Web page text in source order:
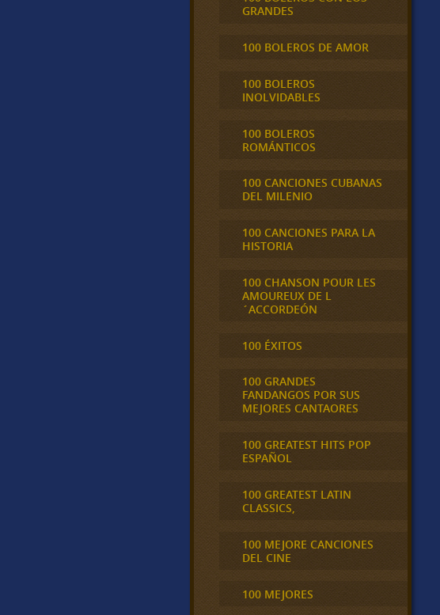
GRANDES
100 BOLEROS DE AMOR
100 BOLEROS
INOLVIDABLES
100 BOLEROS
ROMÁNTICOS
100 CANCIONES CUBANAS
DEL MILENIO
100 CANCIONES PARA LA
HISTORIA
100 CHANSON POUR LES
AMOUREUX DE L
´ACCORDEÓN
100 ÉXITOS
100 GRANDES
FANDANGOS POR SUS
MEJORES CANTAORES
100 GREATEST HITS POP
ESPAÑOL
100 GREATEST LATIN
CLASSICS,
100 MEJORE CANCIONES
DEL CINE
100 MEJORES